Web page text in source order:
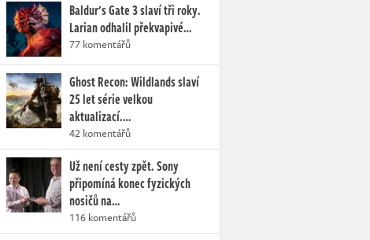
Baldur's Gate 3 slaví tři roky.
Larian odhalil překvapivé…
77 komentářů
Ghost Recon: Wildlands slaví
25 let série velkou
aktualizací.…
42 komentářů
Už není cesty zpět. Sony
připomíná konec fyzických
nosičů na…
116 komentářů